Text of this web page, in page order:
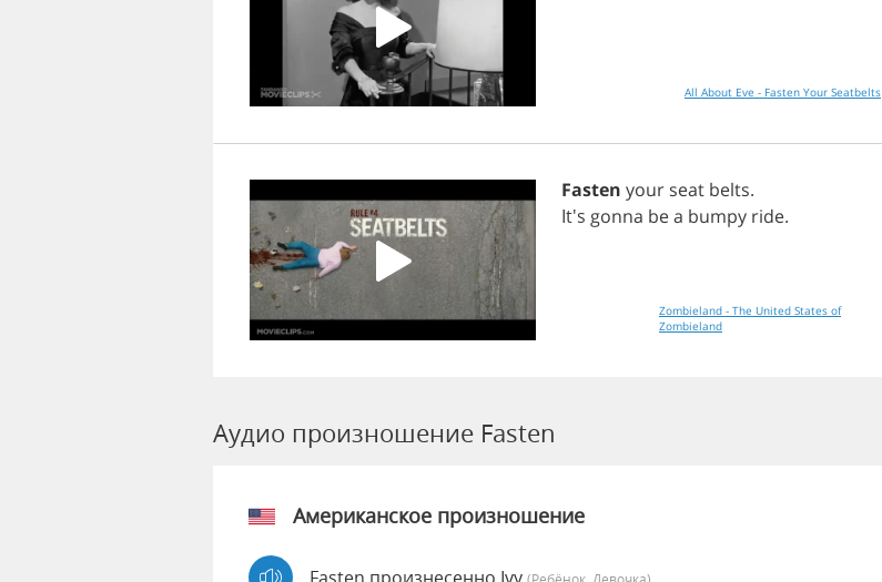
All About Eve - Fasten Your Seatbelts
Fasten your seat belts.
It's gonna bea bumpy ride.
Zombieland - The United States of
Zombieland
Аудио произношение Fasten
Американское произношение